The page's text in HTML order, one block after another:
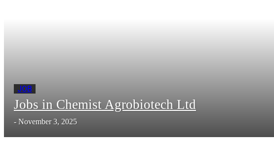
JOB
Jobs in Chemist Agrobiotech Ltd
- November 3, 2025